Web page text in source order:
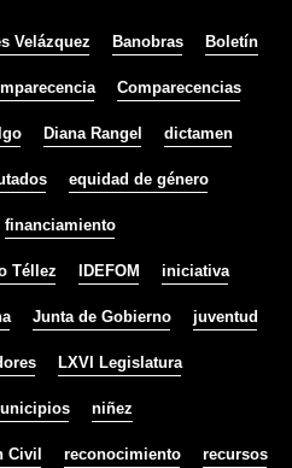
Velázquez Banobras Boletín
Comparecencias
Diana Rangel dictamen
equidad de género
financiamiento
Téllez IDEFOM iniciativa
Junta de Gobierno juventud
LXVI Legislatura
niñez
Civil reconocimiento recursos